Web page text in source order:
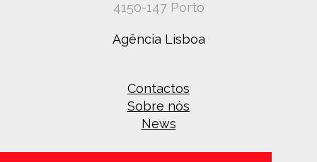
4150-147 Porto
Agência Lisboa
Contactos
Sobre nós
News